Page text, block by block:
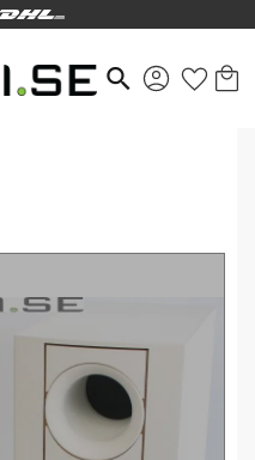
search